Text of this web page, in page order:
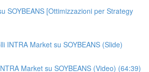
SOYBEANS [Ottimizzazioni per Strategy
INTRA Market su SOYBEANS (Slide)
Market su SOYBEANS (Video) (64:39)